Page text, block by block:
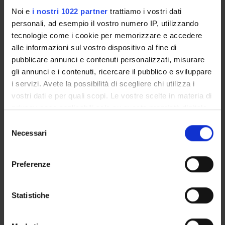
Noi e i nostri 1022 partner trattiamo i vostri dati
personali, ad esempio il vostro numero IP, utilizzando
tecnologie come i cookie per memorizzare e accedere
alle informazioni sul vostro dispositivo al fine di
pubblicare annunci e contenuti personalizzati, misurare
gli annunci e i contenuti, ricercare il pubblico e sviluppare
i servizi. Avete la possibilità di scegliere chi utilizza i
vostri dati e per quali scopi. Le vostre scelte in materia di
privacy sono applicabili solo su questa proprietà digitale
modificare o revocare il proprio consenso in qualsiasi
momento dalla Dichiarazione sui cookie o facendo clic
raccogliere informazioni sulla tua posizione
geografica, con un'approssimazione di qualche
delNecessari
Preferenze
Statistiche
Funds:assigned and managed by the department
PROJECT PARTICIPANTS
Cinzia De Lotto
Research Assistants
RESEARCH AREAS INVOLVED IN THE PROJECT
Letteratura russa